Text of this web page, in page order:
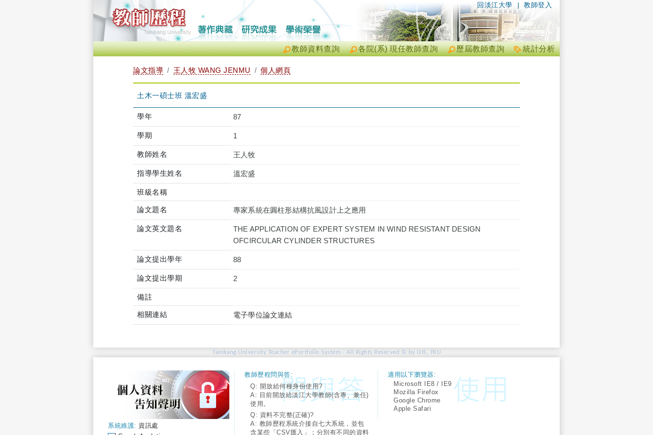
| 教師登入
回淡江大學
統計分析
歷屆教師查詢
各院(系) 現任教師查詢
教師資料查詢
論文指導 王人牧 WANG JENMU 個人網頁
土木一碩士班 溫宏盛
學年 87
學期 1
教師姓名 王人牧
指導學生姓名 溫宏盛
班級名稱
論文題名 專家系統在圓柱形結構抗風設計上之應用
論文英文題名
THE APPLICATION OF EXPERT SYSTEM IN WIND RESISTANT DESIGN
OFCIRCULAR CYLINDER STRUCTURES
論文提出學年 88
論文提出學期 2
備註
相關連結 電子學位論文連結
Tamkang University Teacher ePortfolio System - All Rights Reserved © by OIS, TKU
系統維護: 資訊處
教師歷程問與答:
Q: 開放給何種身份使用?
A: 目前開放給淡江大學教師(含專、兼任)
使用。
Q: 資料不完整(正確)?
A: 教師歷程系統介接自七大系統，並包
含某些「CSV匯入」；分別有不同的資料
適用以下瀏覽器:
Microsoft IE8 / IE9
Mozilla Firefox
Google Chrome
Apple Safari